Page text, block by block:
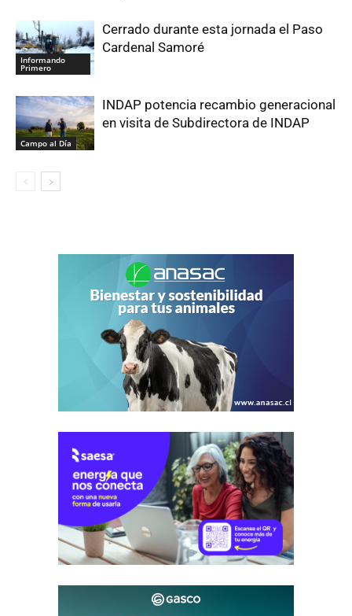
Informando
Primero
Cerrado durante esta jornada el Paso
Cardenal Samoré
Campo al Día
INDAP potencia recambio generacional
en visita de Subdirectora de INDAP